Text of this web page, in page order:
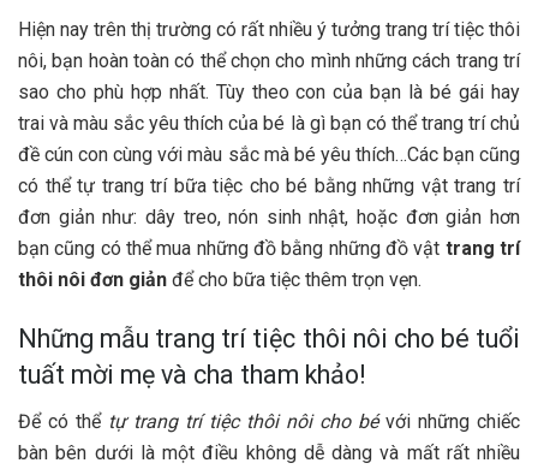
Hiện nay trên thị trường có rất nhiều ý tưởng trang trí tiệc thôi
nôi, bạn hoàn toàn có thể chọn cho mình những cách trang trí
sao cho phù hợp nhất. Tùy theo con của bạn là bé gái hay
trai và màu sắc yêu thích của bé là gì bạn có thể trang trí chủ
đề cún con cùng với màu sắc mà bé yêu thích…Các bạn cũng
có thể tự trang trí bữa tiệc cho bé bằng những vật trang trí
đơn giản như: dây treo, nón sinh nhật, hoặc đơn giản hơn
bạn cũng có thể mua những đồ bằng những đồ vật trang trí
thôi nôi đơn giản để cho bữa tiệc thêm trọn vẹn.
Những mẫu trang trí tiệc thôi nôi cho bé tuổi
tuất mời mẹ và cha tham khảo!
Để có thể tự trang trí tiệc thôi nôi cho bévới những chiếc
bàn bên dưới là một điều không dễ dàng và mất rất nhiều